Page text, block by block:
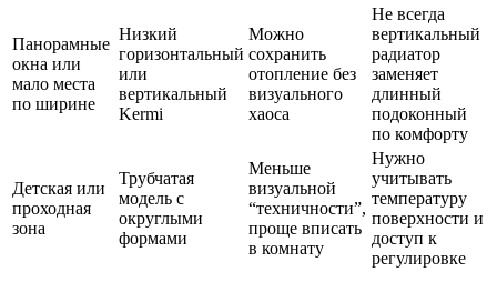
Панорамные
окна или
мало места
по ширине
Низкий
горизонтальный
или
вертикальный
Kermi
Можно
сохранить
отопление без
визуального
хаоса
Не всегда
вертикальный
радиатор
заменяет
длинный
подоконный
по комфорту
Детская или
проходная
зона
Трубчатая
модель с
округлыми
формами
Меньше
визуальной
“техничности”,
проще вписать
в комнату
Нужно
учитывать
температуру
поверхности и
доступ к
регулировке